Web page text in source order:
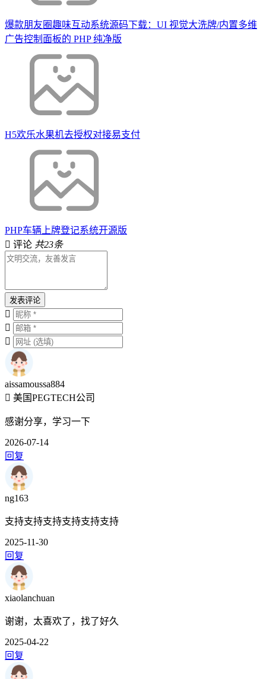
爆款朋友圈趣味互动系统源码下载：UI 视觉大洗牌/内置多维
广告控制面板的 PHP 纯净版
H5欢乐水果机去授权对接易支付
PHP车辆上牌登记系统开源版
评论 共23条
发表评论
aissamoussa884
美国PEGTECH公司
感谢分享，学习一下
2026-07-14
回复
ng163
支持支持支持支持支持支持
2025-11-30
回复
xiaolanchuan
谢谢，太喜欢了，找了好久
2025-04-22
回复